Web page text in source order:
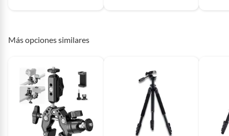
Más opciones similares